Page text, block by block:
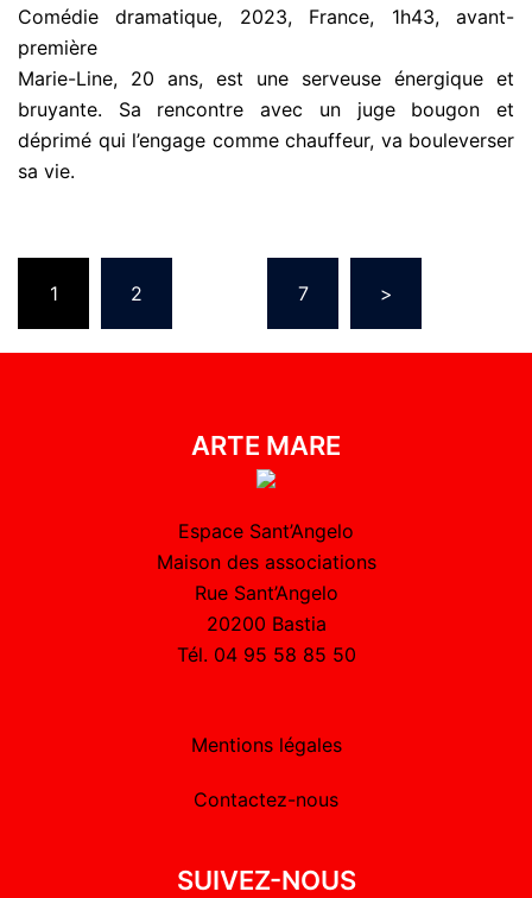
Comédie dramatique, 2023, France, 1h43, avant-
première
Marie-Line, 20 ans, est une serveuse énergique et
bruyante. Sa rencontre avec un juge bougon et
déprimé qui l’engage comme chauffeur, va bouleverser
sa vie.
1 2 7 >
ARTE MARE
Espace Sant’Angelo
Maison des associations
Rue Sant’Angelo
20200 Bastia
Tél. 04 95 58 85 50
Mentions légales
Contactez-nous
SUIVEZ-NOUS